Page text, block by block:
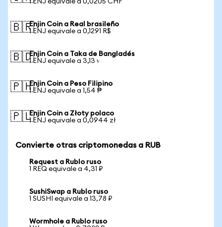
1 ENJ equivale a 0,0205 CHF
🇧🇷Enjin Coin a Real brasileño
1 ENJ equivale a 0,1291 R$
🇧🇩Enjin Coin a Taka de Bangladés
1 ENJ equivale a 3,13 ৳
🇵🇭Enjin Coin a Peso Filipino
1 ENJ equivale a 1,54 ₱
🇵🇱Enjin Coin a Złoty polaco
1 ENJ equivale a 0,0944 zł
Convierte otras criptomonedas a RUB
Request a Rublo ruso
1 REQ equivale a 4,31 ₽
SushiSwap a Rublo ruso
1 SUSHI equivale a 13,78 ₽
Wormhole a Rublo ruso